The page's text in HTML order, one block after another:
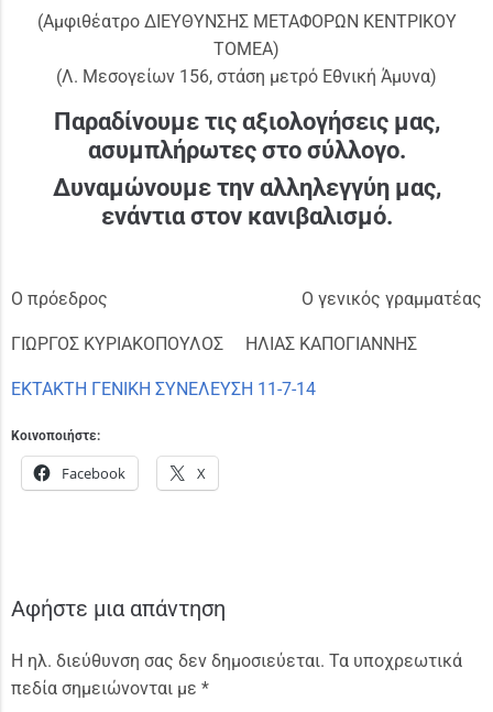
(Αμφιθέατρο ΔΙΕΥΘΥΝΣΗΣ ΜΕΤΑΦΟΡΩΝ ΚΕΝΤΡΙΚΟΥ
ΤΟΜΕΑ)
(Λ. Μεσογείων 156, στάση μετρό Εθνική Άμυνα)
Παραδίνουμε τις αξιολογήσεις μας,
ασυμπλήρωτες στο σύλλογο.
Δυναμώνουμε την αλληλεγγύη μας,
ενάντια στον κανιβαλισμό.
Ο πρόεδρος Ο γενικός γραμματέας
ΓΙΩΡΓΟΣ ΚΥΡΙΑΚΟΠΟΥΛΟΣ ΗΛΙΑΣ ΚΑΠΟΓΙΑΝΝΗΣ
ΕΚΤΑΚΤΗ ΓΕΝΙΚΗ ΣΥΝΕΛΕΥΣΗ 11-7-14
Κοινοποιήστε:
Facebook X
Αφήστε μια απάντηση
Η ηλ. διεύθυνση σας δεν δημοσιεύεται. Τα υποχρεωτικά
πεδία σημειώνονται με *